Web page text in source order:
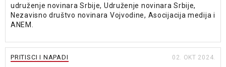
udruženje novinara Srbije, Udruženje novinara Srbije,
Nezavisno društvo novinara Vojvodine, Asocijacija medija i
ANEM.
PRITISCI I NAPADI 02. OKT 2024.